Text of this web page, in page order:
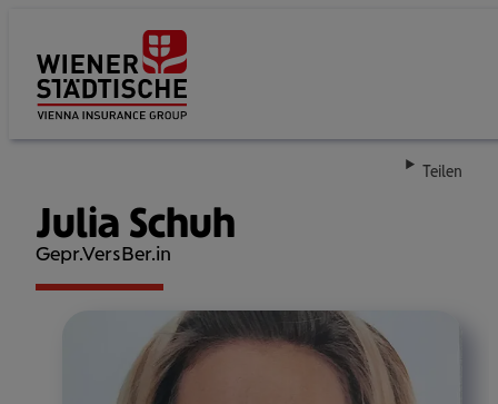
Teilen
Julia Schuh
Gepr.VersBer.in